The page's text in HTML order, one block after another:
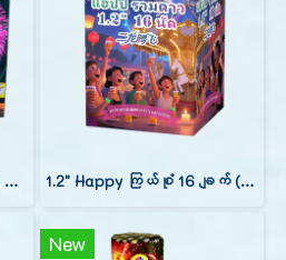
ကိုရီးယားပေါက်ကွဲမီး 1.5 လက်မ တစ်လုံး 1.2" Happy ကြယ်စုံ 16 ချက် (9")
New